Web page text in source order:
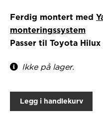
Ferdig montert med
monteringssystem
Passer til Toyota Hilux
Ikke på lager.
Legg i handlekurv